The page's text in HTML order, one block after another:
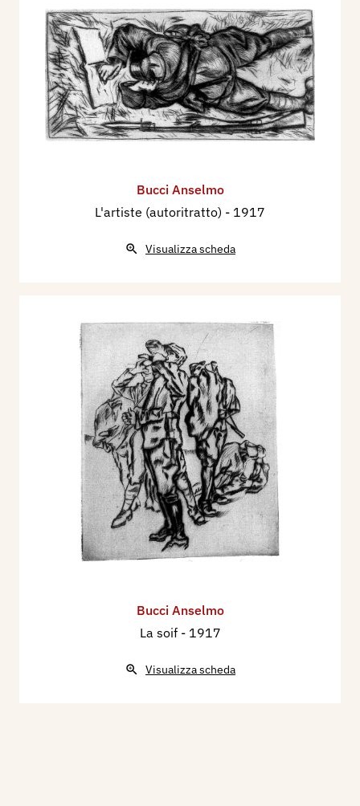
Bucci Anselmo
L'artiste (autoritratto) - 1917
Visualizza scheda
Bucci Anselmo
La soif - 1917
Visualizza scheda